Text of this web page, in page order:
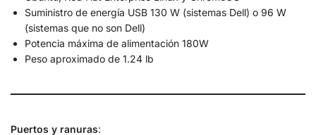
Suministro de energía USB 130 W (sistemas Dell) o 96 W
(sistemas que no son Dell)
Potencia máxima de alimentación 180W
Peso aproximado de 1.24 lb
Puertos y ranuras: